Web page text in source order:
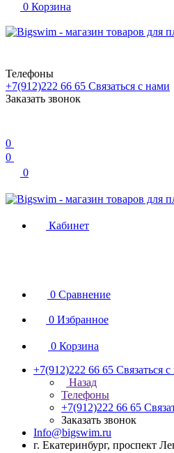
0 Корзина
Телефоны
+7(912)222 66 65 Связаться с нами
Заказать звонок
0
0
0
Кабинет
0 Сравнение
0 Избранное
0 Корзина
+7(912)222 66 65 Связаться
Назад
Телефоны
+7(912)222 66 65
Заказать звонок
Info@bigswim.ru
г. Екатеринбург, проспект